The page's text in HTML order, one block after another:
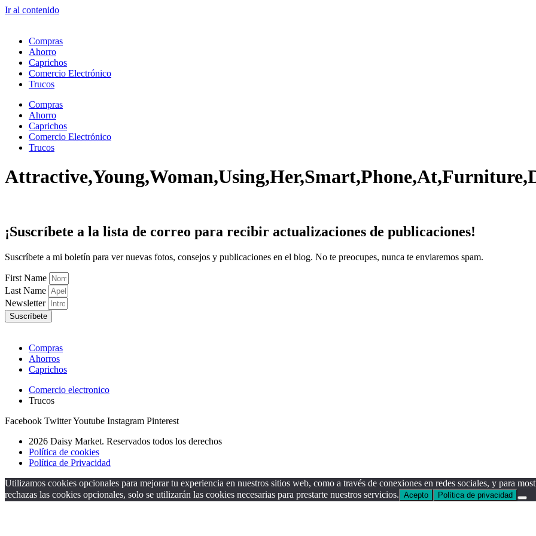
Ir al contenido
Compras
Ahorro
Caprichos
Comercio Electrónico
Trucos
Compras
Ahorro
Caprichos
Comercio Electrónico
Trucos
¡Suscríbete a la lista de correo para recibir actualizaciones de publicaciones!
Suscríbete a mi boletín para ver nuevas fotos, consejos y publicaciones en el blog. No te preocupes, nunca te enviaremos spam.
First Name
Last Name
Newsletter
Suscríbete
Compras
Ahorros
Caprichos
Comercio electronico
Trucos
Facebook TwitterYoutube Instagram Pinterest
2026 Daisy Market. Reservados todos los derechos
Política de cookies
Política de Privacidad
Utilizamos cookies opcionales para mejorar tu experiencia en nuestros sitios web, como a través de conexiones en redes sociales, y para
rechazas las cookies opcionales, solo se utilizarán las cookies necesarias para prestarte nuestros servicios. Acepto Política de privacidad